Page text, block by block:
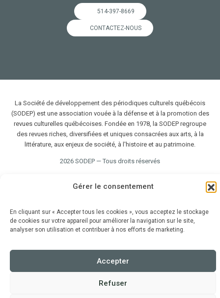
Gérer le consentement
En cliquant sur « Accepter tous les cookies », vous acceptez le stockage
de cookies sur votre appareil pour améliorer la navigation sur le site,
analyser son utilisation et contribuer à nos efforts de marketing.
Accepter
Refuser
514-397-8669
CONTACTEZ-NOUS
La Société de développement des périodiques culturels québécois
(SODEP) est une association vouée à la défense et à la promotion des
revues culturelles québécoises. Fondée en 1978, la SODEP regroupe
des revues riches, diversifiées et uniques consacrées aux arts, à la
littérature, aux enjeux de société, à l'histoire et au patrimoine.
2026 SODEP — Tous droits réservés